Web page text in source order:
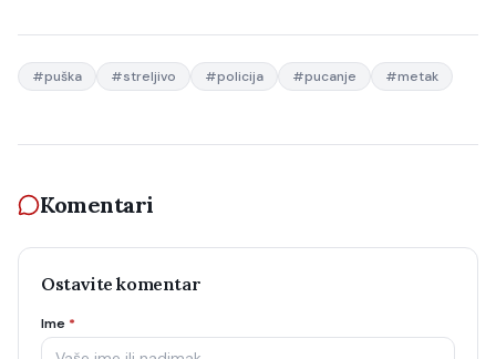
#puška #streljivo #policija #pucanje #metak
Komentari
Ostavite komentar
Ime *